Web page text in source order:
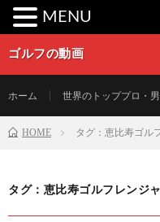
ゴルフの動画
ホーム 世界のトッププロ・
HOME タグ：恵比寿ゴル
タグ：恵比寿ゴルフレンジ
MENU